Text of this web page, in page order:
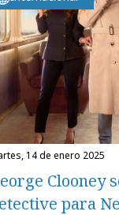
14 de enero 2025
Clooney
para